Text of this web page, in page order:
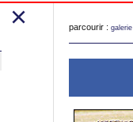
× parcourir : galerie